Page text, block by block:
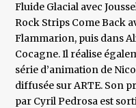
Fluide Glacial avec
Rock Strips Come Back
Flammarion, puis dans
Cocagne. Il réalise
série d’animation de
diffusée sur ARTE. Son
par Cyril Pedrosa est